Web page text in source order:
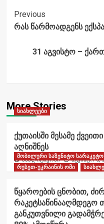
Post
Navigation
Previous
რას წარმოადგენს
31 აგვისტო –
More Stories
სიახლეები
ქუთაისში მესამე
აღნიშნეს
ანალიტიკოსი აგვისტო 6,
მობილური საზენიტო
რუსეთ-უკრაინის ომი
წყაროების ცნობით,
რაკეტსაწინააღმდეგო
განკუთვნილი